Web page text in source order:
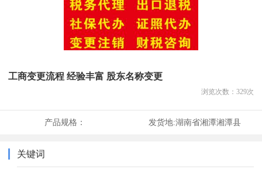
工商变更流程 经验丰富 股东名称变更
浏览次数： 329次
产品规格： 发货地:湖南省湘潭湘潭县
关键词